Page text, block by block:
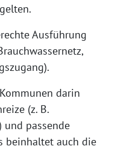
Ausführung
darin
(z. B.
und passende
beinhaltet auch die